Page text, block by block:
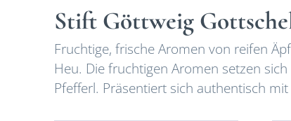
Stift Göttweig
Fruchtige, frische Aromen von reifen
Heu. Die fruchtigen Aromen setzen
Pfefferl. Präsentiert sich authentisch